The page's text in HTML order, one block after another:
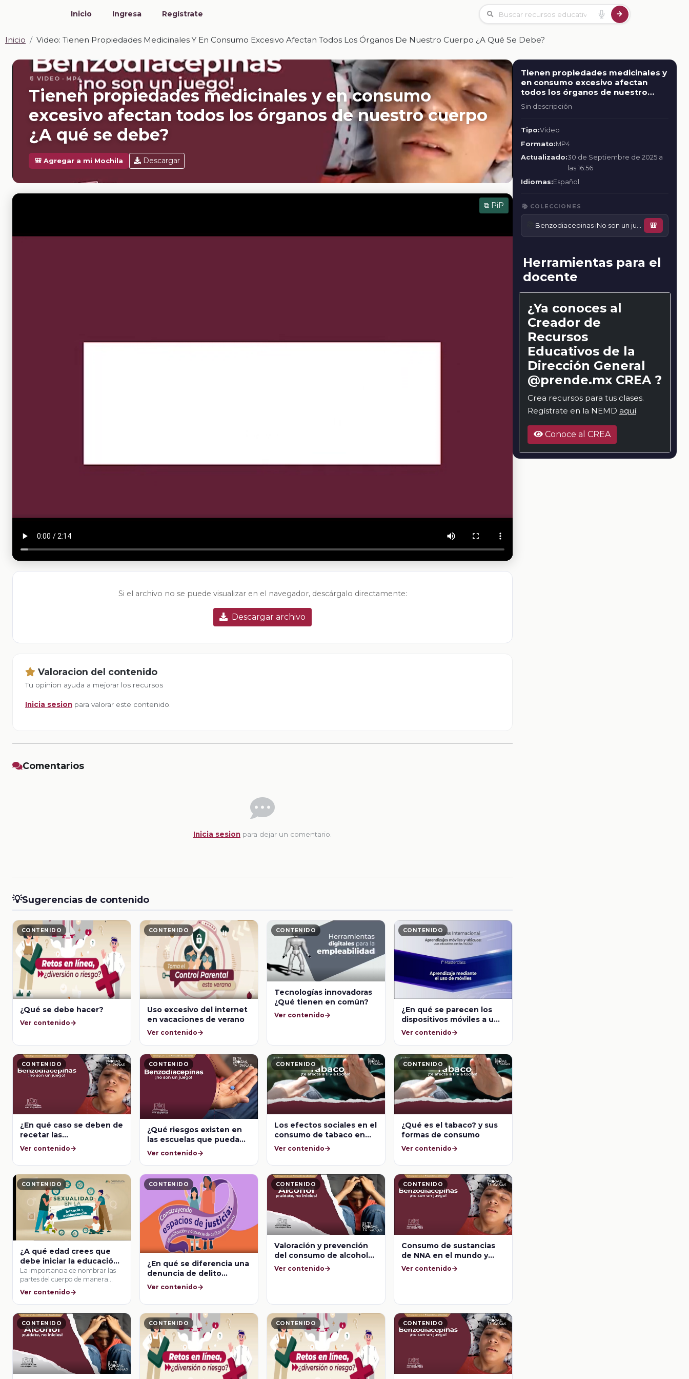
Inicio Ingresa Regístrate
Inicio Video: Tienen Propiedades Medicinales Y En Consumo Excesivo Afectan Todos Los Órganos De Nuestro Cuerpo ¿A Qué Se Debe?
📎 VIDEO · MP4
Tienen propiedades medicinales y en consumo
excesivo afectan todos los órganos de nuestro cuerpo
¿A qué se debe?
🎒 Agregar a mi Mochila Descargar
⧉ PiP
Si el archivo no se puede visualizar en el navegador, descárgalo directamente:
Descargar archivo
Valoracion del contenido
Tu opinion ayuda a mejorar los recursos
Inicia sesion para valorar este contenido.
Comentarios
Inicia sesion para dejar un comentario.
💡Sugerencias de contenido
CONTENIDO
¿Qué se debe hacer?
Ver contenido
CONTENIDO
Uso excesivo del internet
en vacaciones de verano
Ver contenido
CONTENIDO
Tecnologías innovadoras
¿Qué tienen en común?
Ver contenido
CONTENIDO
¿En qué se parecen los
dispositivos móviles a un
martillo?
Ver contenido
CONTENIDO
¿En qué caso se deben de
recetar las
benzodiacepinas y que
haber por parte del
usuario los médicos?
Ver contenido
CONTENIDO
¿Qué riesgos existen en
las escuelas que puedan
acercar a las y los jóvenes
en el consumo de
Ver contenido
CONTENIDO
Los efectos sociales en el
consumo de tabaco en
adolescentes
Ver contenido
CONTENIDO
¿Qué es el tabaco? y sus
formas de consumo
Ver contenido
CONTENIDO
¿A qué edad crees que
debe iniciar la educación
sexual? (Mentimeter)
La importancia de nombrar las
partes del cuerpo de manera
correcta permite …
Ver contenido
CONTENIDO
¿En qué se diferencia una
denuncia de delito
común a uno de género?
Ver contenido
CONTENIDO
Valoración y prevención
del consumo de alcohol
en adolescentes
Ver contenido
CONTENIDO
Consumo de sustancias
de NNA en el mundo y
México
Ver contenido
CONTENIDO CONTENIDO CONTENIDO CONTENIDO
Tienen propiedades medicinales y
en consumo excesivo afectan
todos los órganos de nuestro
cuerpo ¿A qué se debe?
Sin descripción
Tipo:Video
Formato:MP4
Actualizado:30 de Septiembre de 2025 a
las 16:56
Idiomas:Español
📚 COLECCIONES
🎒
Herramientas para el
docente
¿Ya conoces al
Creador de
Recursos
Educativos de la
Dirección General
@prende.mx CREA ?
Crea recursos para tus clases.
Regístrate en la NEMD aquí.
Conoce al CREA